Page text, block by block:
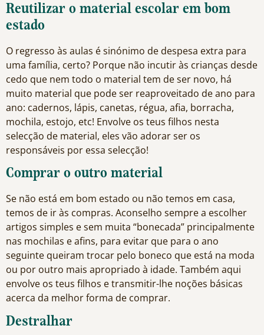
Reutilizar o material escolar em bom
estado
O regresso às aulas é sinónimo de despesa extra para
uma família, certo? Porque não incutir às crianças desde
cedo que nem todo o material tem de ser novo, há
muito material que pode ser reaproveitado de ano para
ano: cadernos, lápis, canetas, régua, afia, borracha,
mochila, estojo, etc! Envolve os teus filhos nesta
selecção de material, eles vão adorar ser os
responsáveis por essa selecção!
Comprar o outro material
Se não está em bom estado ou não temos em casa,
temos de ir às compras. Aconselho sempre a escolher
artigos simples e sem muita “bonecada” principalmente
nas mochilas e afins, para evitar que para o ano
seguinte queiram trocar pelo boneco que está na moda
ou por outro mais apropriado à idade. Também aqui
envolve os teus filhos e transmitir-lhe noções básicas
acerca da melhor forma de comprar.
Destralhar